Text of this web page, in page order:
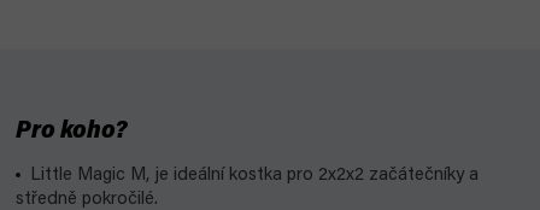
Pro koho?
Little Magic M, je ideální kostka pro 2x2x2 začátečníky a
středně pokročilé.